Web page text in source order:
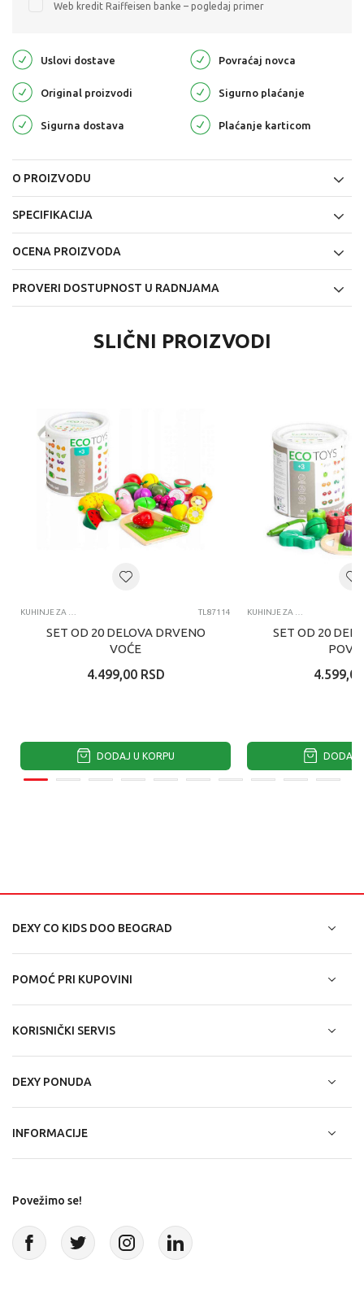
Web kredit Raiffeisen banke – pogledaj primer
Uslovi dostave Povraćaj novca
Original proizvodi Sigurno plaćanje
Sigurna dostava Plaćanje karticom
O PROIZVODU
SPECIFIKACIJA
OCENA PROIZVODA
PROVERI DOSTUPNOST U RADNJAMA
SLIČNI PROIZVODI
KUHINJE ZA DECU I DODACI ZA IGRU TL87114
SET OD 20 DELOVA DRVENO
VOĆE
4.499,00 RSD
DODAJ U KORPU
KUHINJE ZA DECU I DODACI ZA IGRU
SET OD 20
4.599,00
DODAJ
DEXY CO KIDS DOO BEOGRAD
POMOĆ PRI KUPOVINI
KORISNIČKI SERVIS
DEXY PONUDA
INFORMACIJE
Povežimo se!